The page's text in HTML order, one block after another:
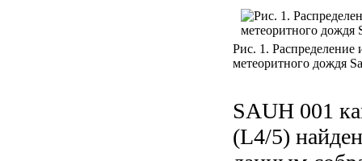
Рис. 1. Распределение
метеоритного дождя
SAUH 001
(L4/5)